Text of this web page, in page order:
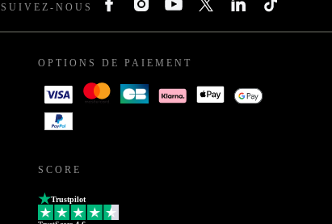
SUIVEZ-NOUS
OPTIONS DE PAIEMENT
SCORE
Trustpilot